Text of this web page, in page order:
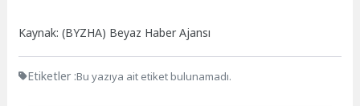
Kaynak: (BYZHA) Beyaz Haber Ajansı
Etiketler :Bu yazıya ait etiket bulunamadı.